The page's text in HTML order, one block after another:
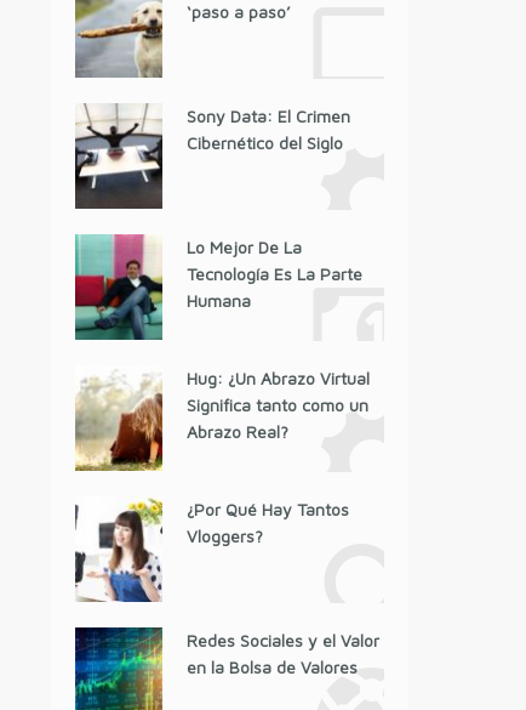
‘paso a paso’
Sony Data: El Crimen
Cibernético del Siglo
Lo Mejor De La
Tecnología Es La Parte
Humana
Hug: ¿Un Abrazo Virtual
Significa tanto como un
Abrazo Real?
¿Por Qué Hay Tantos
Vloggers?
Redes Sociales y el Valor
en la Bolsa de Valores